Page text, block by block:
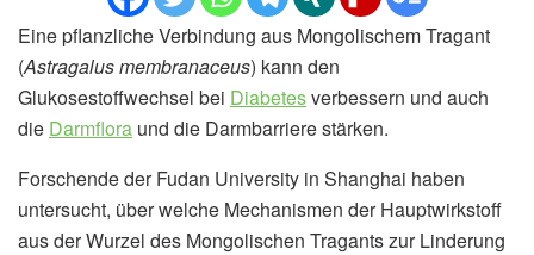
Eine pflanzliche Verbindung aus Mongolischem Tragant
(Astragalus membranaceus) kann den
Glukosestoffwechsel bei Diabetesverbessern und auch
die Darmflora und die Darmbarriere stärken.
Forschende der Fudan University in Shanghai haben
untersucht, über welche Mechanismen der Hauptwirkstoff
aus der Wurzel des Mongolischen Tragants zur Linderung